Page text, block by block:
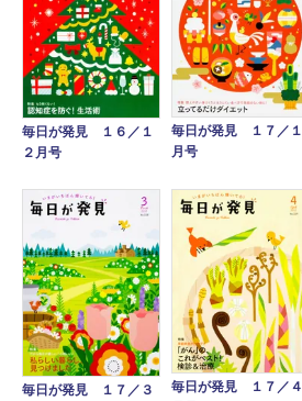
毎日が発見 １６／１
２月号
毎日が発見 １７／１
月号
毎日が発見 １７／３
毎日が発見 １７／４